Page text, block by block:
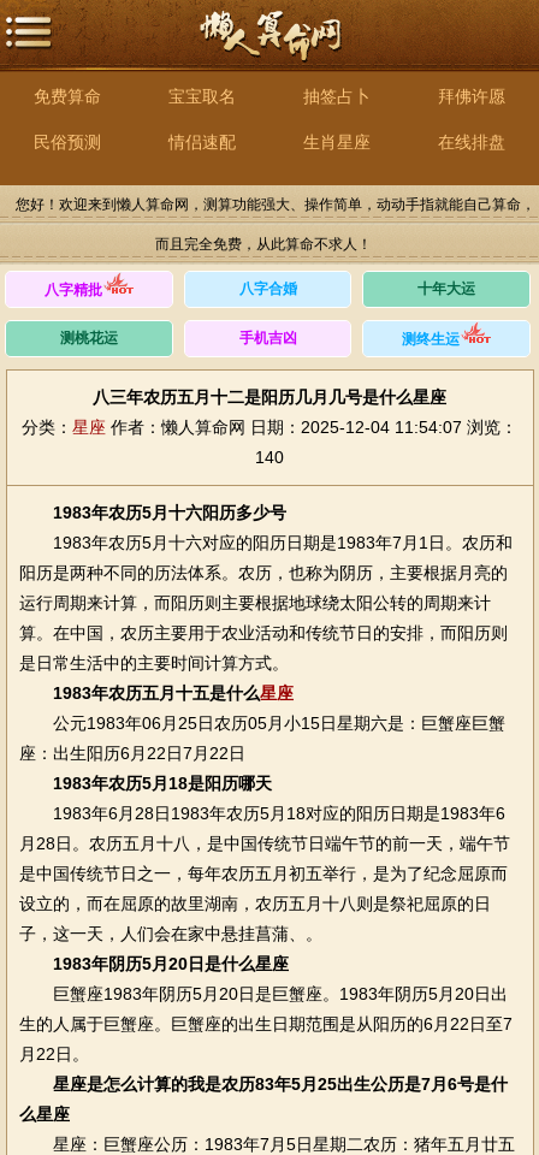
免费算命 宝宝取名 抽签占卜 拜佛许愿
民俗预测 情侣速配 生肖星座 在线排盘
您好！欢迎来到懒人算命网，测算功能强大、操作简单，动动手指就能自己算命，
而且完全免费，从此算命不求人！
八字精批 八字合婚 十年大运
测桃花运 手机吉凶 测终生运
八三年农历五月十二是阳历几月几号是什么星座
分类： 星座 作者：懒人算命网 日期：2025-12-04 11:54:07 浏览：
140
1983年农历5月十六阳历多少号
1983年农历5月十六对应的阳历日期是1983年7月1日。农历和
阳历是两种不同的历法体系。农历，也称为阴历，主要根据月亮的
运行周期来计算，而阳历则主要根据地球绕太阳公转的周期来计
算。在中国，农历主要用于农业活动和传统节日的安排，而阳历则
是日常生活中的主要时间计算方式。
1983年农历五月十五是什么星座
公元1983年06月25日农历05月小15日星期六是：巨蟹座巨蟹
座：出生阳历6月22日7月22日
1983年农历5月18是阳历哪天
1983年6月28日1983年农历5月18对应的阳历日期是1983年6
月28日。农历五月十八，是中国传统节日端午节的前一天，端午节
是中国传统节日之一，每年农历五月初五举行，是为了纪念屈原而
设立的，而在屈原的故里湖南，农历五月十八则是祭祀屈原的日
子，这一天，人们会在家中悬挂菖蒲、。
1983年阴历5月20日是什么星座
巨蟹座1983年阴历5月20日是巨蟹座。1983年阴历5月20日出
生的人属于巨蟹座。巨蟹座的出生日期范围是从阳历的6月22日至7
月22日。
星座是怎么计算的我是农历83年5月25出生公历是7月6号是什
么星座
星座：巨蟹座公历：1983年7月5日星期二农历：猪年五月廿五